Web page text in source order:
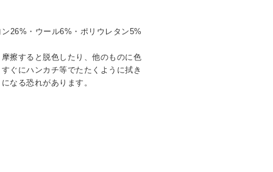
26%・ウール6%・ポリウレタン5%
擦すると脱色したり、他のものに色
ぐにハンカチ等でたたくように拭き
なる恐れがあります。